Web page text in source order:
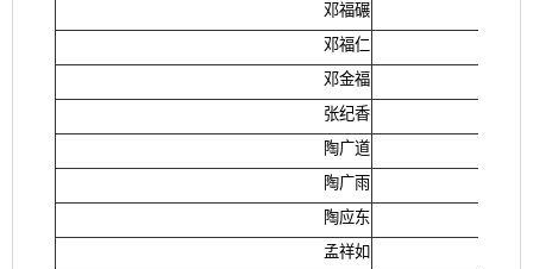
邓福碾
邓福仁
邓金福
张纪香
陶广道
陶广雨
陶应东
孟祥如